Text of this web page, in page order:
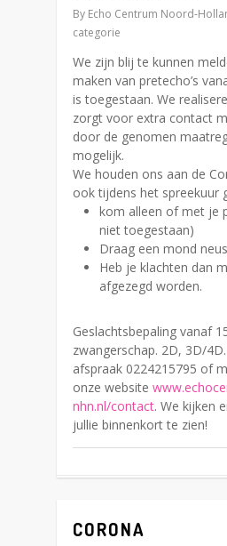
By Echo Centrum Noord-
categorie
We zijn blij te kunnen
maken van pretecho’s
is toegestaan. We
zorgt voor extra contact
door de genomen
mogelijk.
We houden ons aan de
ook tijdens het spreekuur
kom alleen of met je
niet toegestaan)
Draag een mond
Heb je klachten dan
afgezegd worden.
Geslachtsbepaling vanaf
zwangerschap. 2D, 3D/
afspraak 0224215795 of
onze website
nhn.nl/contact. We kijken
jullie binnenkort te zien!
CORONA